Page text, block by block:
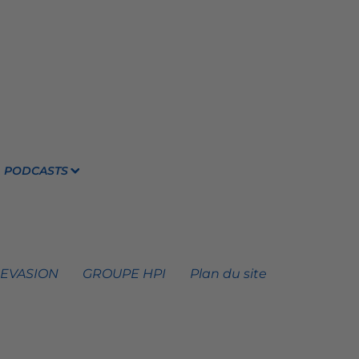
PODCASTS
GROUPE HPI Plan du site